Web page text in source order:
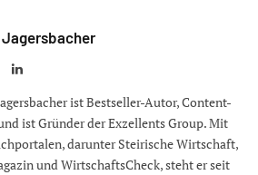
Jagersbacher
LinkedIn
ist Bestseller-Autor, Content-
ist Gründer der Exzellents Group. Mit
darunter Steirische Wirtschaft,
und WirtschaftsCheck, steht er seit